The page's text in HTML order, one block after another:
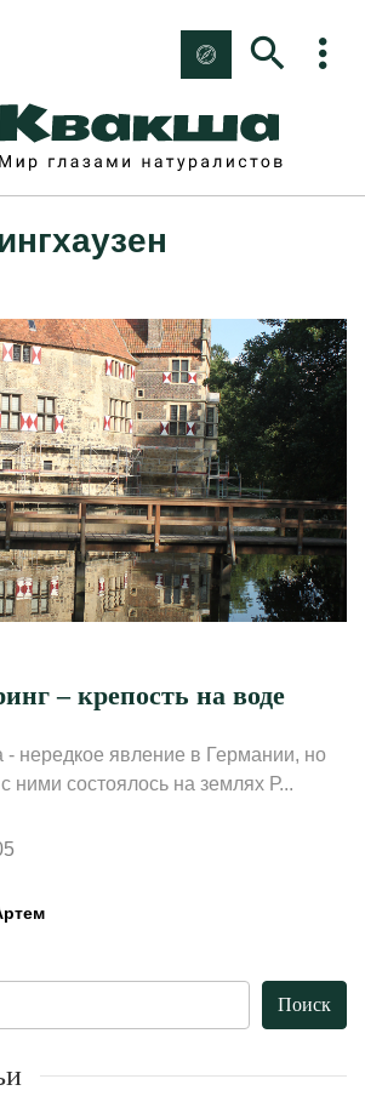
– крепость на воде
- нередкое явление в Германии, но
ними состоялось на землях Р...